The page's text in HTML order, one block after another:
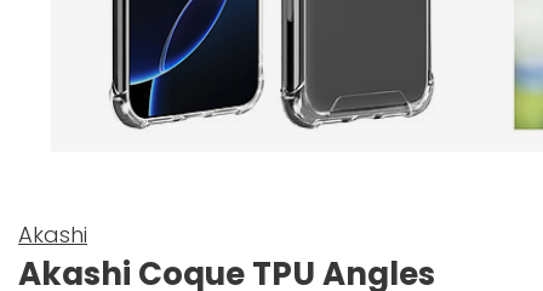
Akashi
Akashi Coque TPU Angles